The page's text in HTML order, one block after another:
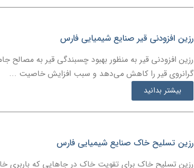
رزین افزودنی قیر صنایع شیمیایی فارس
رزین افزودنی قیر به منظور بهبود چسبندگی قیر به مصالح
گرانروی قیر را کاهش می‌دهد و سبب افزایش خاصیت ...
بیشتر بدانید
رزین تسلیح خاک صنایع شیمیایی فارس
رزین تسلیح خاک برای تقویت خاک در جاهایی که